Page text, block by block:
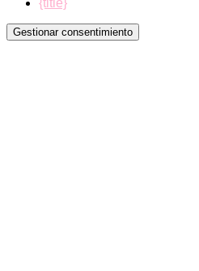
{title}
Gestionar consentimiento